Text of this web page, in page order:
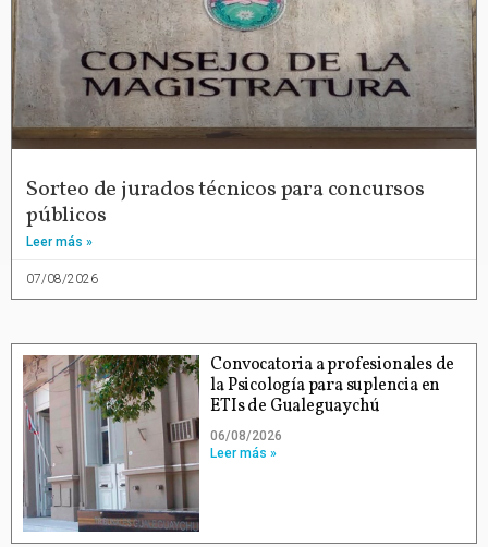
Sorteo de jurados técnicos para concursos
públicos
Leer más »
07/08/2026
Convocatoria a profesionales de
la Psicología para suplencia en
ETIs de Gualeguaychú
06/08/2026
Leer más »